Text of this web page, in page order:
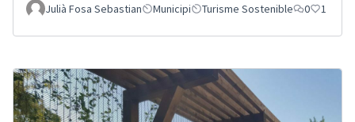
Julià Fosa Sebastian Municipi Turisme Sostenible 0 1